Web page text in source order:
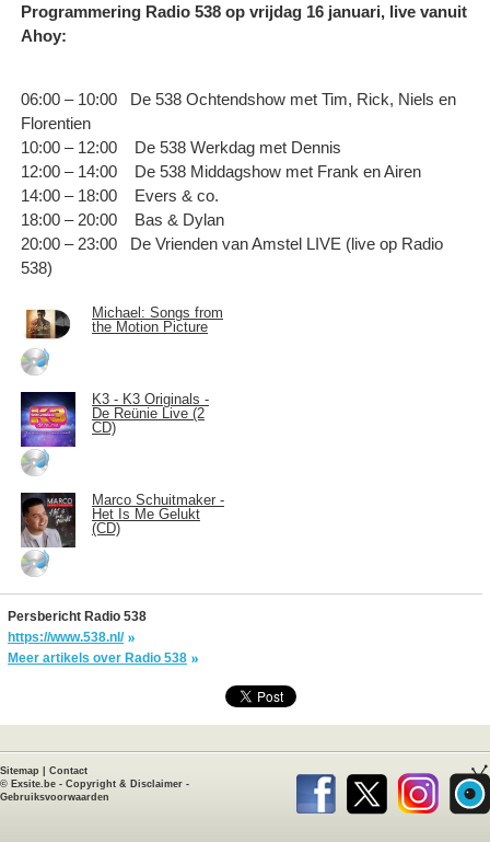
Programmering Radio 538 op vrijdag 16 januari, live vanuit
Ahoy:
06:00 – 10:00 De 538 Ochtendshow met Tim, Rick, Niels en
Florentien
10:00 – 12:00 De 538 Werkdag met Dennis
12:00 – 14:00 De 538 Middagshow met Frank en Airen
14:00 – 18:00 Evers & co.
18:00 – 20:00 Bas & Dylan
20:00 – 23:00 De Vrienden van Amstel LIVE (live op Radio
538)
Michael: Songs from
the Motion Picture
K3 - K3 Originals -
De Reünie Live (2
CD)
Marco Schuitmaker -
Het Is Me Gelukt
(CD)
Persbericht Radio 538
https://www.538.nl/
Meer artikels over Radio 538
Sitemap
Contact
© Exsite.be - Copyright & Disclaimer -
Gebruiksvoorwaarden